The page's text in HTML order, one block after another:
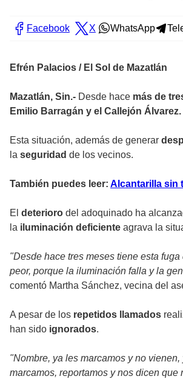
Facebook X WhatsApp
Efrén Palacios / El Sol de Mazatlán
Mazatlán, Sin.- Desde hace más de
Emilio Barragán y el Callejón Álvarez.
Esta situación, además de generar
la seguridad de los vecinos.
También puedes leer: Alcantarilla sin
El deterioro del adoquinado ha
la iluminación deficiente agrava la
"Desde hace tres meses tiene esta
peor, porque la iluminación falla y la
comentó Martha Sánchez, vecina del
A pesar de los repetidos llamados
han sido ignorados.
"Nombre, ya les marcamos y no
marcamos, reportamos y nos dicen